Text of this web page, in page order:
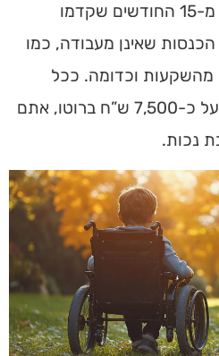
יש להגיש תלושי משכורת מ-15 החודשים שקדמו
שאינן מעבודה, כמו
מהשקעות וכדומה. ככל
שהכנסות אלו אינן עולות על כ-7,500 ש”ח ברוטו, אתם
נכות.